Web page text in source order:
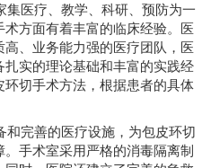
集医疗、教学、科研、预防为一
方面有着丰富的临床经验。医
、业务能力强的医疗团队，医
实的理论基础和丰富的实践经
切手术方法，根据患者的具体
和完善的医疗设施，为包皮环切
手术室采用严格的消毒隔离制